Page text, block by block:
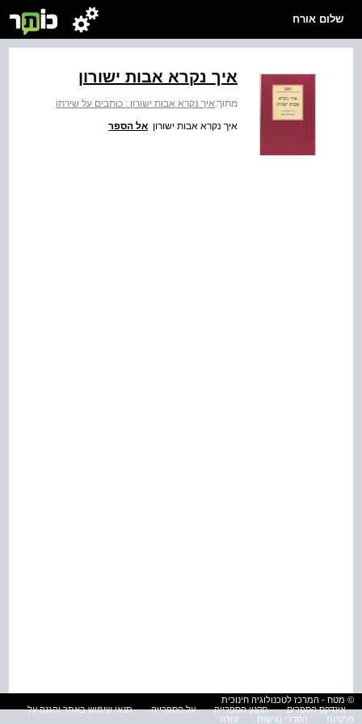
שלום אורח
איך נקרא אבות ישורון
מתוך:איך נקרא אבות ישורון : כותבים על שירתו
איך נקרא אבות ישורון אל הספר
© מטח - המרכז לטכנולוגיה חינוכית
אינדקס הספרים
תקנון הספרייה על הספרייה
תנאי שימוש באתר והגנה על
פרטיות
הסדרי נגישות עזרה